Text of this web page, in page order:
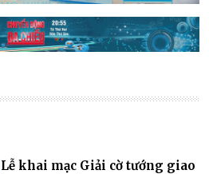
Lễ khai mạc Giải cờ tướng giao